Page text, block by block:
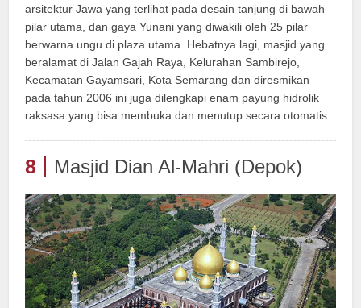
arsitektur Jawa yang terlihat pada desain tanjung di bawah
pilar utama, dan gaya Yunani yang diwakili oleh 25 pilar
berwarna ungu di plaza utama. Hebatnya lagi, masjid yang
beralamat di Jalan Gajah Raya, Kelurahan Sambirejo,
Kecamatan Gayamsari, Kota Semarang dan diresmikan
pada tahun 2006 ini juga dilengkapi enam payung hidrolik
raksasa yang bisa membuka dan menutup secara otomatis.
8 Masjid Dian Al-Mahri (Depok)